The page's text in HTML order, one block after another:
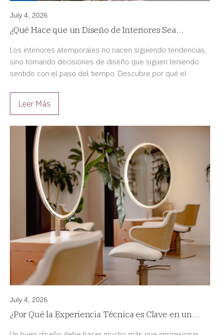
July 4, 2026
¿Qué Hace que un Diseño de Interiores Sea
Los interiores atemporales no nacen siguiendo tendencias,
sino tomando decisiones de diseño que siguen teniendo
sentido con el paso del tiempo. Descubre por qué el
Leer Más
July 4, 2026
¿Por Qué la Experiencia Técnica es Clave en un